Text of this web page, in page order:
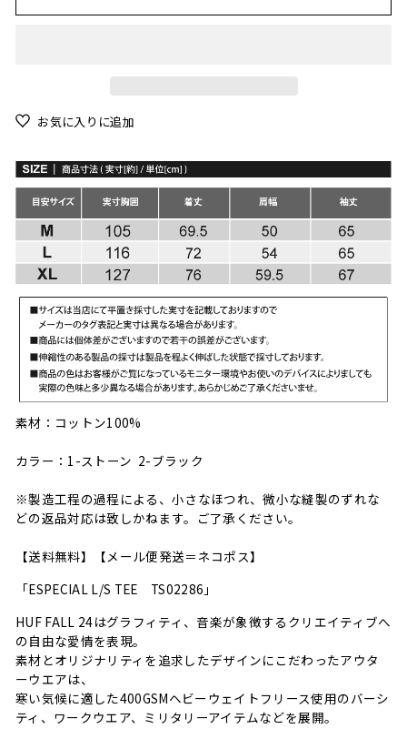
お気に入りに追加
素材：コットン100%
カラー：1-ストーン 2-ブラック
※製造工程の過程による、小さなほつれ、微小な縫製のずれな
どの返品対応は致しかねます。ご了承ください。
【送料無料】【メール便発送＝ネコポス】
「ESPECIAL L/S TEE TS02286」
HUF FALL 24はグラフィティ、音楽が象徴するクリエイティブへ
の自由な愛情を表現。
素材とオリジナリティを追求したデザインにこだわったアウタ
ーウエアは、
寒い気候に適した400GSMヘビーウェイトフリース使用のバーシ
ティ、ワークウエア、ミリタリーアイテムなどを展開。